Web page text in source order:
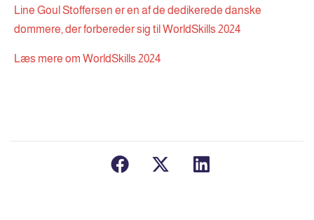
Line Goul Stoffersen er en af de dedikerede danske
dommere, der forbereder sig til WorldSkills 2024
Læs mere om WorldSkills 2024